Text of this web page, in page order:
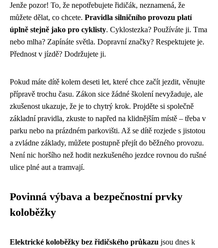
Jenže pozor! To, že nepotřebujete řidičák, neznamená, že
můžete dělat, co chcete. Pravidla silničního provozu platí
úplně stejně jako pro cyklisty. Cyklostezka? Používáte ji. Tma
nebo mlha? Zapínáte světla. Dopravní značky? Respektujete je.
Přednost v jízdě? Dodržujete ji.
Pokud máte dítě kolem deseti let, které chce začít jezdit, věnujte
přípravě trochu času. Zákon sice žádné školení nevyžaduje, ale
zkušenost ukazuje, že je to chytrý krok. Projděte si společně
základní pravidla, zkuste to napřed na klidnějším místě – třeba v
parku nebo na prázdném parkovišti. Až se dítě rozjede s jistotou
a zvládne základy, můžete postupně přejít do běžného provozu.
Není nic horšího než hodit nezkušeného jezdce rovnou do rušné
ulice plné aut a tramvají.
Povinná výbava a bezpečnostní prvky
koloběžky
Elektrické koloběžky bez řidičského průkazu jsou dnes k